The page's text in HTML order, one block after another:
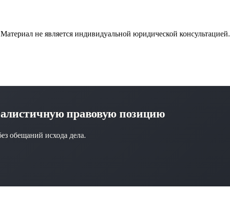
не является индивидуальной юридической консультацией.
правовую позицию
обещаний исхода дела.